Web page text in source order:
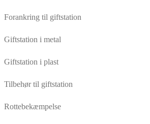
Forankring til giftstation
Giftstation i metal
Giftstation i plast
Tilbehør til giftstation
Rottebekæmpelse